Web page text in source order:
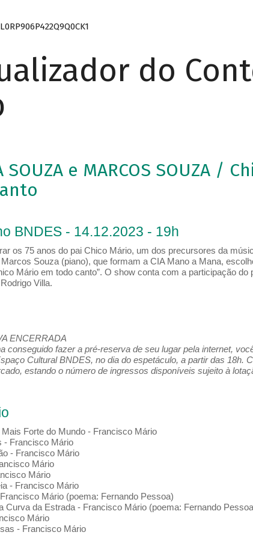
do
SOUZA e MARCOS SOUZA /
BNDES - 14.12.2023 - 19h
os 75 anos do pai Chico Mário, um dos precursores da
Souza (piano), que formam a CIA Mano a Mana,
Mário em todo canto”. O show conta com a participação do
Villa.
ENCERRADA
conseguido fazer a pré-reserva de seu lugar pela internet,
Cultural BNDES, no dia do espetáculo, a partir das 18h.
estando o número de ingressos disponíveis sujeito à
Forte do Mundo - Francisco Mário
- Francisco Mário
- Francisco Mário
Mário
Mário
- Francisco Mário
Mário (poema: Fernando Pessoa)
Curva da Estrada - Francisco Mário (poema: Fernando
Mário
- Francisco Mário